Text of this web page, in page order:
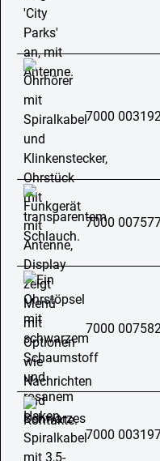
7000
7000
7000
7000